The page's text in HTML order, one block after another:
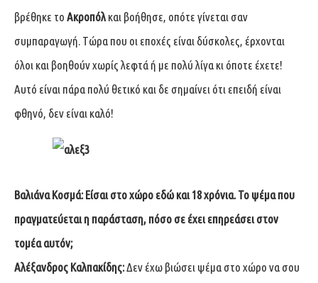
βρέθηκε το Ακροπόλ και βοήθησε, οπότε γίνεται σαν
συμπαραγωγή. Τώρα που οι εποχές είναι δύσκολες, έρχονται
όλοι και βοηθούν χωρίς λεφτά ή με πολύ λίγα κι όποτε έχετε!
Αυτό είναι πάρα πολύ θετικό και δε σημαίνει ότι επειδή είναι
φθηνό, δεν είναι καλό!
Βαλιάνα Κοσμά: Είσαι στο χώρο εδώ και 18 χρόνια. Το ψέμα που
πραγματεύεται η παράσταση, πόσο σε έχει επηρεάσει στον
τομέα αυτόν;
Αλέξανδρος Καλπακίδης:Δεν έχω βιώσει ψέμα στο χώρο να σου